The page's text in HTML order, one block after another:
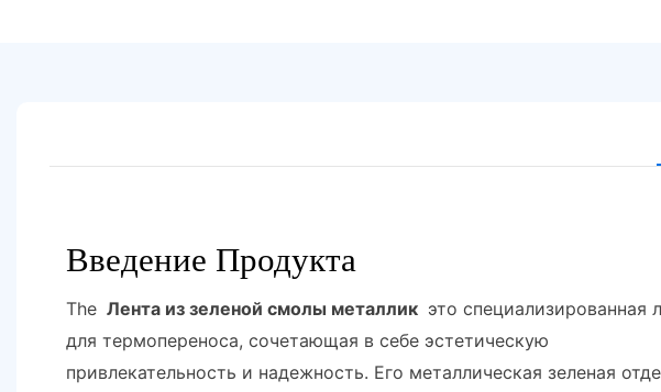
Введение Продукта
The Лента из зеленой смолы металлик это специализированная
для термопереноса, сочетающая в себе эстетическую
привлекательность и надежность. Его металлическая зеленая